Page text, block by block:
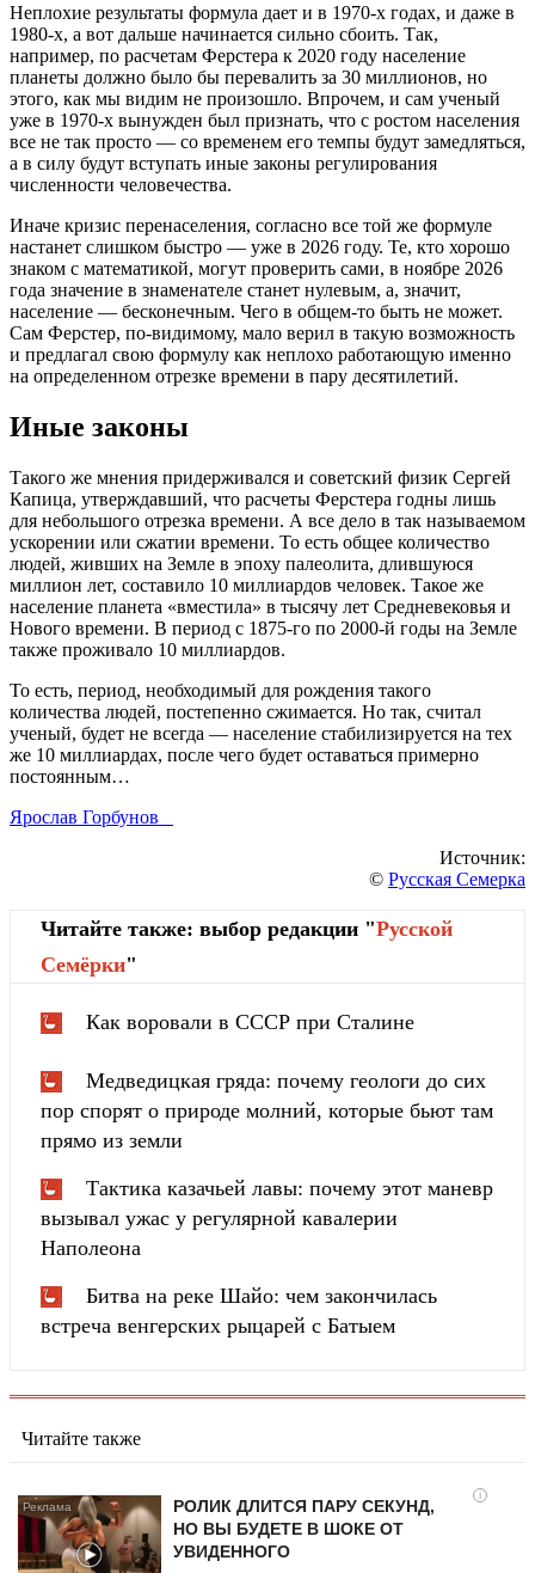
Неплохие результаты формула дает и в 1970-х годах, и даже в
1980-х, а вот дальше начинается сильно сбоить. Так,
например, по расчетам Ферстера к 2020 году население
планеты должно было бы перевалить за 30 миллионов, но
этого, как мы видим не произошло. Впрочем, и сам ученый
уже в 1970-х вынужден был признать, что с ростом населения
все не так просто — со временем его темпы будут замедляться,
а в силу будут вступать иные законы регулирования
численности человечества.
Иначе кризис перенаселения, согласно все той же формуле
настанет слишком быстро — уже в 2026 году. Те, кто хорошо
знаком с математикой, могут проверить сами, в ноябре 2026
года значение в знаменателе станет нулевым, а, значит,
население — бесконечным. Чего в общем-то быть не может.
Сам Ферстер, по-видимому, мало верил в такую возможность
и предлагал свою формулу как неплохо работающую именно
на определенном отрезке времени в пару десятилетий.
Иные законы
Такого же мнения придерживался и советский физик Сергей
Капица, утверждавший, что расчеты Ферстера годны лишь
для небольшого отрезка времени. А все дело в так называемом
ускорении или сжатии времени. То есть общее количество
людей, живших на Земле в эпоху палеолита, длившуюся
миллион лет, составило 10 миллиардов человек. Такое же
население планета «вместила» в тысячу лет Средневековья и
Нового времени. В период с 1875-го по 2000-й годы на Земле
также проживало 10 миллиардов.
То есть, период, необходимый для рождения такого
количества людей, постепенно сжимается. Но так, считал
ученый, будет не всегда — население стабилизируется на тех
же 10 миллиардах, после чего будет оставаться примерно
постоянным…
Ярослав Горбунов
Источник:
© Русская Семерка
Читайте также: выбор редакции "Русской
Cемёрки"
Как воровали в СССР при Сталине
Медведицкая гряда: почему геологи до сих
пор спорят о природе молний, которые бьют там
прямо из земли
Тактика казачьей лавы: почему этот маневр
вызывал ужас у регулярной кавалерии
Наполеона
Битва на реке Шайо: чем закончилась
встреча венгерских рыцарей с Батыем
Читайте также
i
РОЛИК ДЛИТСЯ ПАРУ СЕКУНД,
НО ВЫ БУДЕТЕ В ШОКЕ ОТ
УВИДЕННОГО